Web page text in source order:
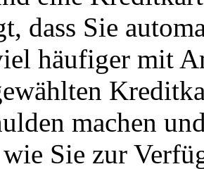
dass Sie
häufiger mit
machen
Sie zur